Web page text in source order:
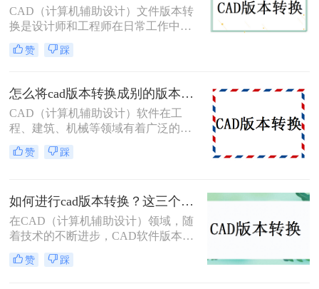
版本的转换。
CAD（计算机辅助设计）文件版本转
换是设计师和工程师在日常工作中经
常遇到的需求。随着CAD软件的不断
更新和发展，有时我们需要将旧版本
版本的软件中打开和编辑。那么如何
转换CAD版本呢？本文将详细介绍三
种CAD版本转换的方法，帮助您轻松
完成版本转换。
赞 踩
怎么将cad版本转换成别的版本？分享3个简单转换方法！
CAD（计算机辅助设计）软件在工
程、建筑、机械等领域有着广泛的应
用。然而，由于不同版本的CAD软件
之间存在兼容性问题，因此，将CAD
细介绍怎么将cad版本转换成别的版
本。
赞 踩
如何进行cad版本转换？这三个方法了解一下！
在CAD（计算机辅助设计）领域，随
着技术的不断进步，CAD软件版本不
断更新，这导致了不同版本之间的兼
容性问题。为了确保设计数据的准确
赞 踩